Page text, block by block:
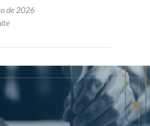
de 2026